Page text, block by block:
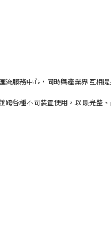
服務中心，同時與產業界互相
各種不同裝置使用，以最完整